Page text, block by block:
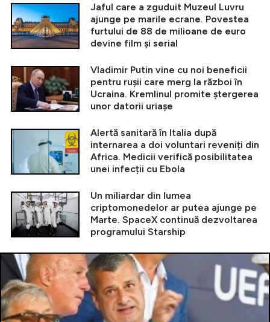
Jaful care a zguduit Muzeul Luvru
ajunge pe marile ecrane. Povestea
furtului de 88 de milioane de euro
devine film și serial
Vladimir Putin vine cu noi beneficii
pentru rușii care merg la război în
Ucraina. Kremlinul promite ștergerea
unor datorii uriașe
Alertă sanitară în Italia după
internarea a doi voluntari reveniți din
Africa. Medicii verifică posibilitatea
unei infecții cu Ebola
Un miliardar din lumea
criptomonedelor ar putea ajunge pe
Marte. SpaceX continuă dezvoltarea
programului Starship